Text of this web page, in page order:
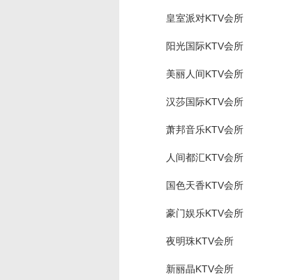
皇室派对KTV会所
阳光国际KTV会所
美丽人间KTV会所
汉莎国际KTV会所
萧邦音乐KTV会所
人间都汇KTV会所
国色天香KTV会所
豪门娱乐KTV会所
夜明珠KTV会所
新丽晶KTV会所